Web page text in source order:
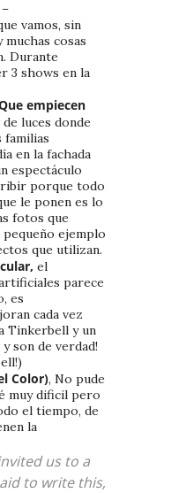
vamos, sin
cosas
Durante
3 shows en la
empiecen
luces donde
familias
en la fachada
espectáculo
porque todo
le ponen es lo
fotos que
ejemplo
que utilizan.
el
parece
es
cada vez
Tinkerbell y un
son de verdad!
Color), No pude
muy dificil pero
el tiempo, de
la
us to a
to write this,